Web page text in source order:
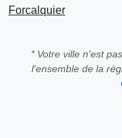
Forcalquier
* Votre ville n'est
l'ensemble de la